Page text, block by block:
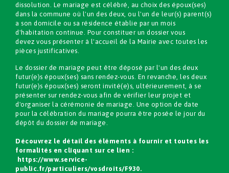
dissolution. Le mariage est célébré, au choix des époux(ses)
dans la commune où l'un des deux, ou l'un de leur(s) parent(s)
a son domicile ou sa résidence établie par un mois
d'habitation continue. Pour constituer un dossier vous
devez vous présenter à l'accueil de la Mairie avec toutes les
pièces justificatives.
Le dossier de mariage peut être déposé par l'un des deux
futur(e)s époux(ses) sans rendez-vous. En revanche, les deux
futur(e)s époux(ses) seront invité(e)s, ultérieurement, à se
présenter sur rendez-vous afin de vérifier leur projet et
d'organiser la cérémonie de mariage. Une option de date
pour la célébration du mariage pourra être posée le jour du
dépôt du dossier de mariage.
Découvrez le détail des éléments à fournir et toutes les
formalités en cliquant sur ce lien :
https://www.service-
public.fr/particuliers/vosdroits/F930.